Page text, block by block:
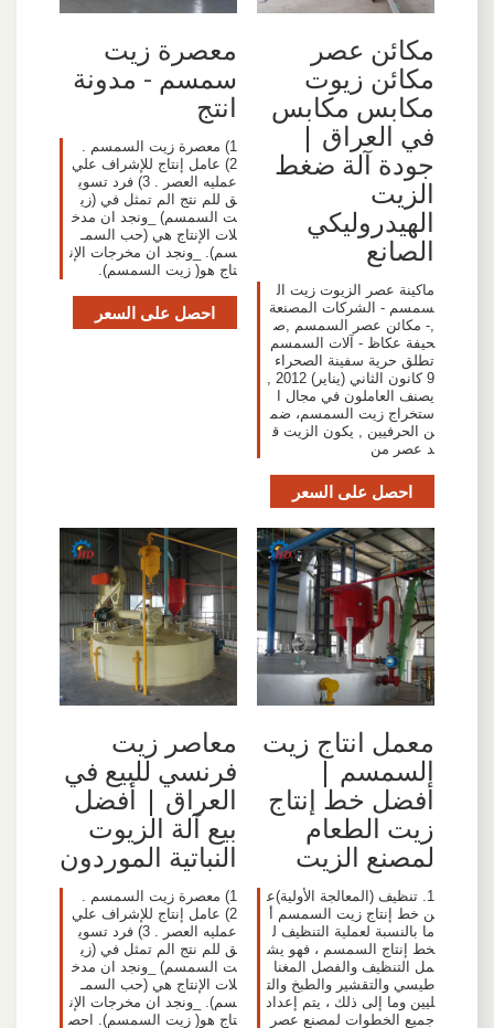
مكائن عصر
مكائن زيوت
مكابس مكابس
في العراق |
جودة آلة ضغط
الزيت
الهيدروليكي
الصانع
ماكينة عصر الزيوت زيت ال
سمسم - الشركات المصنعة
,- مكائن عصر السمسم ,ص
حيفة عكاظ - آلات السمسم
تطلق حرية سفينة الصحراء
9 كانون الثاني (يناير) 2012 ,
يصنف العاملون في مجال ا
ستخراج زيت السمسم، ضم
ن الحرفيين , يكون الزيت ق
د عصر من
احصل على السعر
معصرة زيت
سمسم - مدونة
انتج
1) معصرة زيت السمسم .
2) عامل إنتاج للإشراف علي
عمليه العصر . 3) فرد تسوي
ق للم نتج الم تمثل في (زي
ت السمسم) _ونجد ان مدخ
لات الإنتاج هي (حب السمـ
سم). _ونجد ان مخرجات الإن
تاج هو( زيت السمسم).
احصل على السعر
معمل انتاج زيت
السمسم |
أفضل خط إنتاج
زيت الطعام
لمصنع الزيت
1. تنظيف (المعالجة الأولية)ع
ن خط إنتاج زيت السمسم أ
ما بالنسبة لعملية التنظيف ل
خط إنتاج السمسم ، فهو يش
مل التنظيف والفصل المغنا
طيسي والتقشير والطبخ والت
ليين وما إلى ذلك ، يتم إعداد
جميع الخطوات لمصنع عصر
معاصر زيت
فرنسي للبيع في
العراق | أفضل
بيع آلة الزيوت
النباتية الموردون
1) معصرة زيت السمسم .
2) عامل إنتاج للإشراف علي
عمليه العصر . 3) فرد تسوي
ق للم نتج الم تمثل في (زي
ت السمسم) _ونجد ان مدخ
لات الإنتاج هي (حب السمـ
سم). _ونجد ان مخرجات الإن
تاج هو( زيت السمسم). احص